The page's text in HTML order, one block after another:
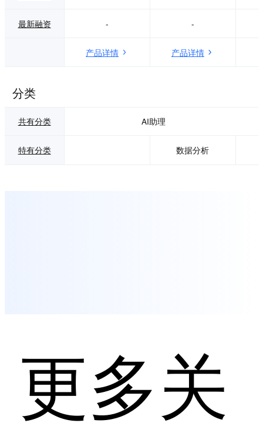
最新融资 - -
产品详情 产品详情
分类
共有分类 AI助理
特有分类 数据分析
更多关